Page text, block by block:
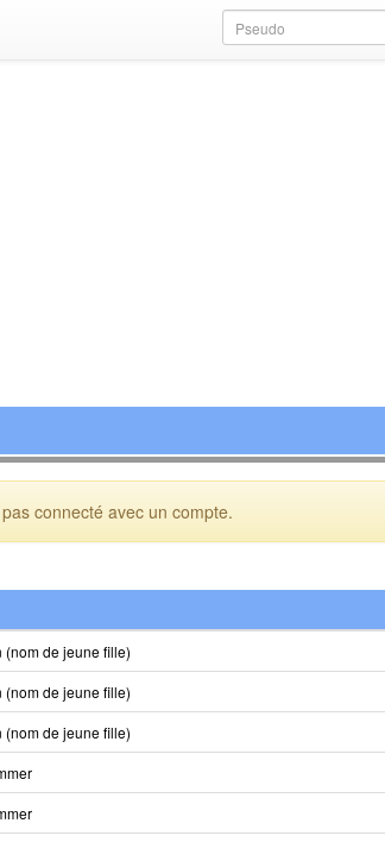
connecté avec un compte.
(nom de jeune fille)
(nom de jeune fille)
(nom de jeune fille)